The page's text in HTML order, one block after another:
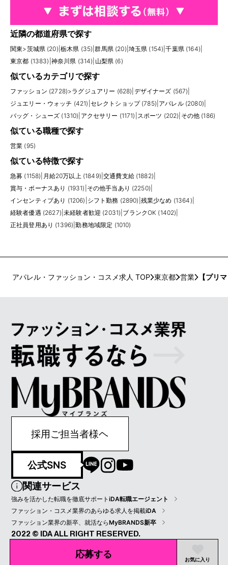
応募する お気に入り
近隣の都道府県で探す
関東>茨城県 (20) 栃木県 (35) |群馬県 (20) 埼玉県 (154) |千葉県 (164)
東京都 (1383) 神奈川県 (314) 山梨県 (6)
似ているカテゴリで探す
ファッション (2728)>ラグジュアリー (628) デザイナーズ (567)
ジュエリー・ウォッチ (421) セレクトショップ (785) アパレル (2080)
バッグ・シューズ (1310) アクセサリー (1171) スポーツ (202) その他 (186)
似ている職種で探す
営業 (95)
似ている特徴で探す
急募 (1158) 月給20万以上 (1849) |交通費支給 (1882)
賞与・ボーナスあり (1931) その他手当あり (2250)
インセンティブあり (1206) シフト勤務 (2890) 残業少なめ (1364)
経験者優遇 (2627) |未経験者歓迎 (2031) ブランクOK (1402)
正社員登用あり (1396) |勤務地域限定 (1010)
アパレル・ファッション・コスメ求人 TOP 東京都 営業 【プリ
採用ご担当者様ヘ
公式SNS
関連サービス
強みを活かした転職を徹底サポートiDA転職エージェント
ファッション・コスメ業界のあらゆる求人を掲載iDA
ファッション業界の新卒、就活ならMyBRANDS新卒
2022 © IDA ALL RIGHT RESERVED.